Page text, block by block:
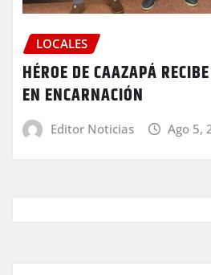
LOCALES
HÉROE DE CAAZAPÁ
EN ENCARNACIÓN
Editor Noticias Ago 5,